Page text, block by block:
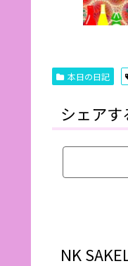
本日の日記
シェアす
NK